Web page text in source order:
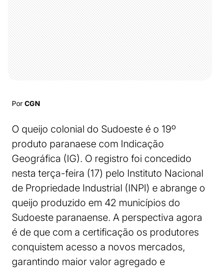
Por CGN
O queijo colonial do Sudoeste é o 19º
produto paranaese com Indicação
Geográfica (IG). O registro foi concedido
nesta terça-feira (17) pelo Instituto Nacional
de Propriedade Industrial (INPI) e abrange o
queijo produzido em 42 municípios do
Sudoeste paranaense. A perspectiva agora
é de que com a certificação os produtores
conquistem acesso a novos mercados,
garantindo maior valor agregado e